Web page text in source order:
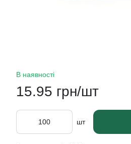
В наявності
15.95 грн/шт
шт